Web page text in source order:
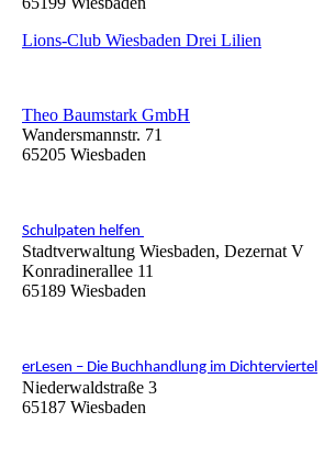
Lions-Club Wiesbaden Drei Lilien
Theo Baumstark GmbH
Wandersmannstr. 71
65205 Wiesbaden
Schulpaten helfen
Stadtverwaltung Wiesbaden, Dezernat V
Konradinerallee 11
65189 Wiesbaden
erLesen – Die Buchhandlung im Dichterviertel
Niederwaldstraße 3
65187 Wiesbaden